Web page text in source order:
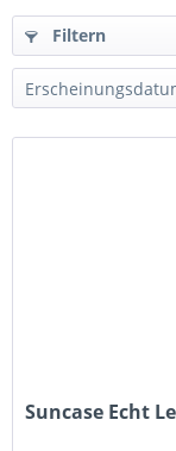
Filtern
Suncase Echt